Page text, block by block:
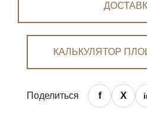
КАЛЬКУЛЯТОР
Поделиться